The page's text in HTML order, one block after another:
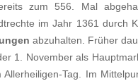
zum 556. Mal
im Jahr 1361 durch
abzuhalten. Früher
1. November als
Tag. Im